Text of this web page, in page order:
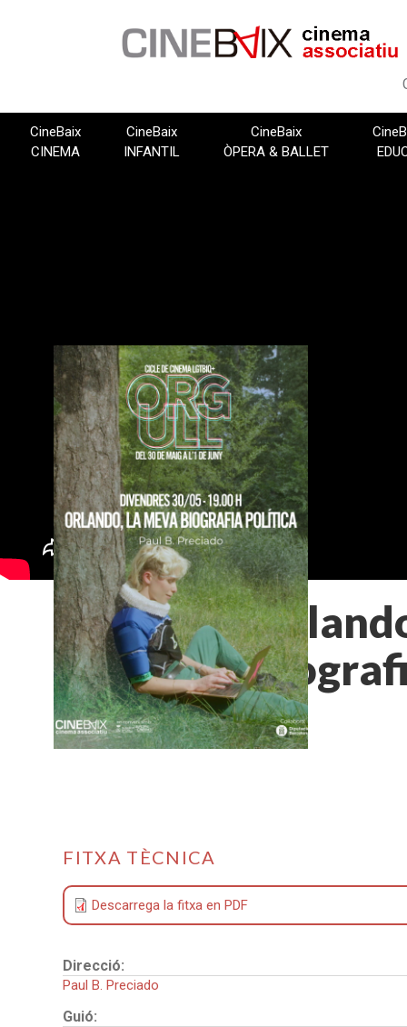
CineBaix
CINEMA
CineBaix
INFANTIL
CineBaix
ÒPERA & BALLET
FITXA TÈCNICA
Descarrega la fitxa en PDF
Direcció:
Paul B. Preciado
Guió: